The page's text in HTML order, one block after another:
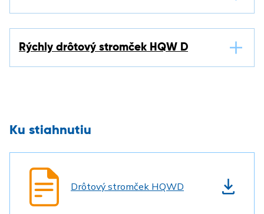
Rýchly drôtový stromček HQW D
Ku stiahnutiu
Drôtový stromček HQWD